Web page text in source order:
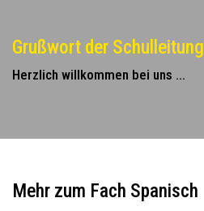
Grußwort der Schulleitung
Herzlich willkommen bei uns ...
Mehr zum Fach Spanisch